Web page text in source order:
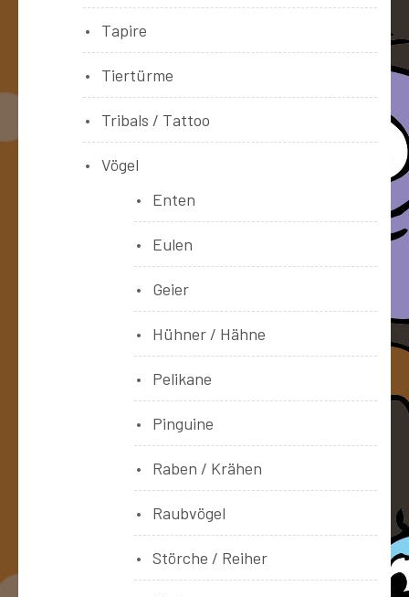
Tapire
Tiertürme
Tribals / Tattoo
Vögel
Enten
Eulen
Geier
Hühner / Hähne
Pelikane
Pinguine
Raben / Krähen
Raubvögel
Störche / Reiher